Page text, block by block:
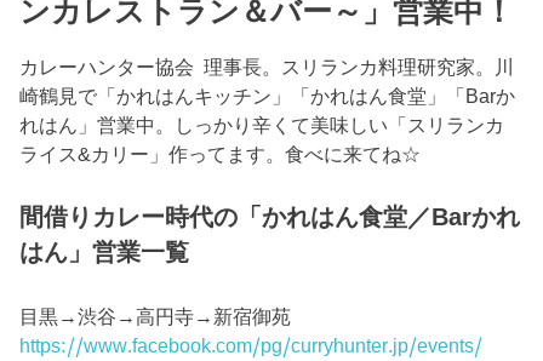
ンカレストラン＆バー～」営業中！
カレーハンター協会 理事長。スリランカ料理研究家。川
崎鶴見で「かれはんキッチン」「かれはん食堂」「Barか
れはん」営業中。しっかり辛くて美味しい「スリランカ
ライス&カリー」作ってます。食べに来てね☆
間借りカレー時代の「かれはん食堂／Barかれ
はん」営業一覧
目黒→渋谷→高円寺→新宿御苑
https://www.facebook.com/pg/curryhunter.jp/events/